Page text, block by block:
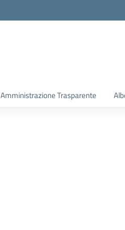
Amministrazione Trasparente